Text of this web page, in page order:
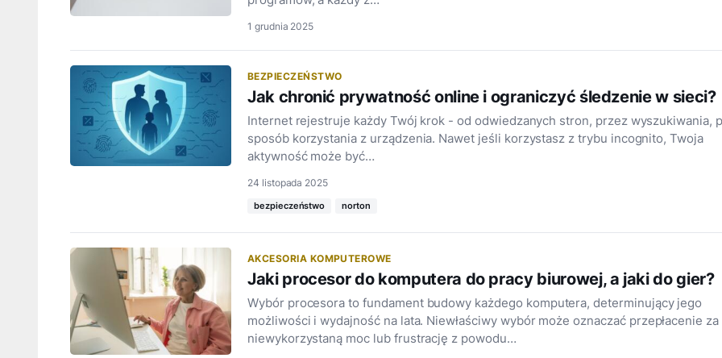
1 grudnia 2025
BEZPIECZEŃSTWO
Jak chronić prywatność online i ograniczyć śledzenie w sieci?
Internet rejestruje każdy Twój krok - od odwiedzanych stron, przez wyszukiwania,
sposób korzystania z urządzenia. Nawet jeśli korzystasz z trybu incognito, Twoja
aktywność może być…
24 listopada 2025
bezpieczeństwo norton
AKCESORIA KOMPUTEROWE
Jaki procesor do komputera do pracy biurowej, a jaki do gier?
Wybór procesora to fundament budowy każdego komputera, determinujący jego
możliwości i wydajność na lata. Niewłaściwy wybór może oznaczać przepłacenie za
niewykorzystaną moc lub frustrację z powodu…